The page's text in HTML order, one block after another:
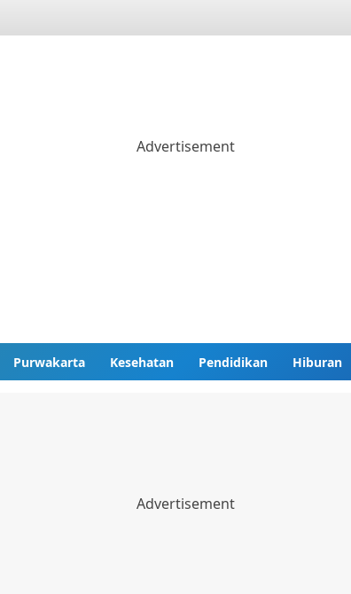
Purwakarta Kesehatan Pendidikan Hiburan